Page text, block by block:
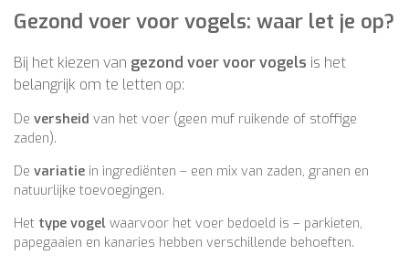
Gezond voer voor vogels: waar let je op?
Bij het kiezen van gezond voer voor vogels is het
belangrijk om te letten op:
De versheid van het voer (geen muf ruikende of stoffige
zaden).
De variatie in ingrediënten – een mix van zaden, granen en
natuurlijke toevoegingen.
Het type vogel waarvoor het voer bedoeld is – parkieten,
papegaaien en kanaries hebben verschillende behoeften.